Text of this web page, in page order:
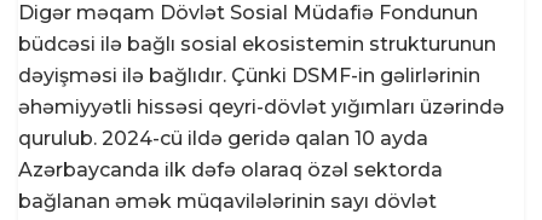
Digər məqam Dövlət Sosial Müdafiə Fondunun
büdcəsi ilə bağlı sosial ekosistemin strukturunun
dəyişməsi ilə bağlıdır. Çünki DSMF-in gəlirlərinin
əhəmiyyətli hissəsi qeyri-dövlət yığımları üzərində
qurulub. 2024-cü ildə geridə qalan 10 ayda
Azərbaycanda ilk dəfə olaraq özəl sektorda
bağlanan əmək müqavilələrinin sayı dövlət